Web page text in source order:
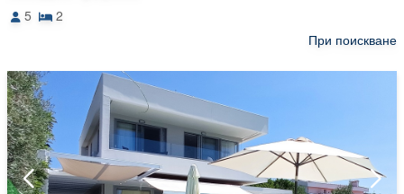
5
2
При поискване